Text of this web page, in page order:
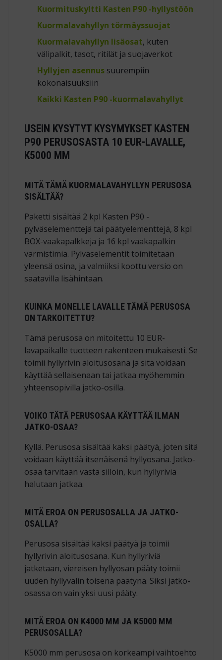
Kuormituskyltti Kasten P90 -hyllystöön
Kuormalavahyllyn törmäyssuojat
Kuormalavahyllyn lisäosat, kuten
välipalkit, tasot, ritilät ja suojaverkot
Hyllyjen asennussuurempiin
kokonaisuuksiin
Kaikki Kasten P90 -kuormalavahyllyt
USEIN KYSYTYT KYSYMYKSET KASTEN
P90 PERUSOSASTA 10 EUR-LAVALLE,
K5000 MM
MITÄ TÄMÄ KUORMALAVAHYLLYN PERUSOSA
SISÄLTÄÄ?
Paketti sisältää 2 kpl Kasten P90 -
pylväselementtejä tai päätyelementtejä, 8 kpl
BOX-vaakapalkkeja ja 16 kpl vaakapalkin
varmistimia. Pylväselementit toimitetaan
yleensä osina, ja valmiiksi koottu versio on
saatavilla lisähintaan.
KUINKA MONELLE LAVALLE TÄMÄ PERUSOSA
ON TARKOITETTU?
Tämä perusosa on mitoitettu 10 EUR-
lavapaikalle tuotteen rakenteen mukaisesti. Se
toimii hyllyrivin aloitusosana ja sitä voidaan
käyttää sellaisenaan tai jatkaa myöhemmin
yhteensopivilla jatko-osilla.
VOIKO TÄTÄ PERUSOSAA KÄYTTÄÄ ILMAN
JATKO-OSAA?
Kyllä. Perusosa sisältää kaksi päätyä, joten sitä
voidaan käyttää itsenäisenä hyllyosana. Jatko-
osaa tarvitaan vasta silloin, kun hyllyriviä
halutaan jatkaa.
MITÄ EROA ON PERUSOSALLA JA JATKO-
OSALLA?
Perusosa sisältää kaksi päätyä ja toimii
hyllyrivin aloitusosana. Kun hyllyriviä
jatketaan, viereisen hyllyosan pääty toimii
uuden hyllyvälin toisena päätynä. Siksi jatko-
osassa on vain yksi uusi pääty.
MITÄ EROA ON K4000 MM JA K5000 MM
PERUSOSALLA?
K5000 mm perusosa on korkeampi vaihtoehto